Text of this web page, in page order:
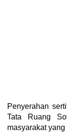
Penyerahan
Tata Ruang
masyarakat